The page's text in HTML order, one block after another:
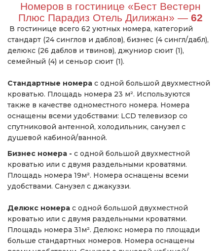
Номеров в гостинице «Бест Вестерн
Плюс Парадиз Отель Дилижан» — 62
В гостинице всего 62 уютных номера, категорий
стандарт (24 синглов и даблов), бизнес (4 сингл/дабл),
делюкс (26 даблов и твинов), джуниор сюит (1),
семейный (4) и сеньор сюит (1).
Стандартные номера с одной большой двухместной
кроватью. Площадь номера 23 м². Используются
также в качестве одноместного номера. Номера
оснащены всеми удобствами: LCD телевизор со
спутниковой антенной, холодильник, санузел с
душевой кабиной/ванной.
Бизнес номера - с одной большой двухместной
кроватью или с двумя раздельными кроватями.
Площадь номера 19м². Номера оснащены всеми
удобствами. Санузел с джакуззи.
Делюкс номера с одной большой двухместной
кроватью или с двумя раздельными кроватями.
Площадь номера 31м². Делюкс номера по площади
больше стандартных номеров. Номера оснащены